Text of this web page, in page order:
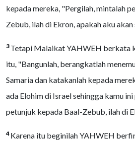
kepada mereka, "Pergilah, mintalah
Zebub, ilah di Ekron, apakah aku
3 Tetapi Malaikat YAHWEH berkata
itu, "Bangunlah, berangkatlah
Samaria dan katakanlah kepada
ada Elohim di Israel sehingga kamu
petunjuk kepada Baal-Zebub, ilah di
4 Karena itu beginilah YAHWEH